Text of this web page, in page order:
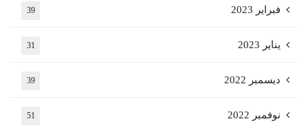
فبراير 2023 39
يناير 2023 31
ديسمبر 2022 39
نوفمبر 2022 51